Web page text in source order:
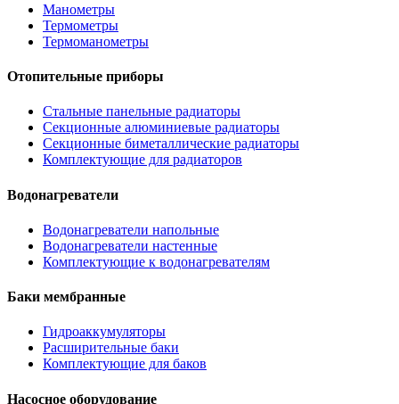
Манометры
Термометры
Термоманометры
Отопительные приборы
Стальные панельные радиаторы
Секционные алюминиевые радиаторы
Секционные биметаллические радиаторы
Комплектующие для радиаторов
Водонагреватели
Водонагреватели напольные
Водонагреватели настенные
Комплектующие к водонагревателям
Баки мембранные
Гидроаккумуляторы
Расширительные баки
Комплектующие для баков
Насосное оборудование